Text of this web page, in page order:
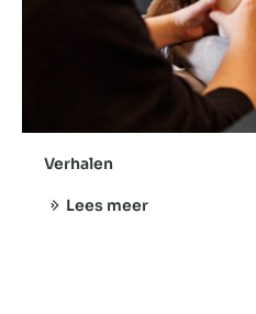
Verhalen
Lees meer